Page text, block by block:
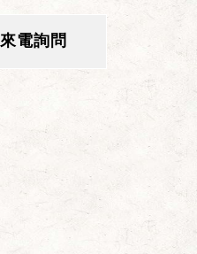
來電詢問